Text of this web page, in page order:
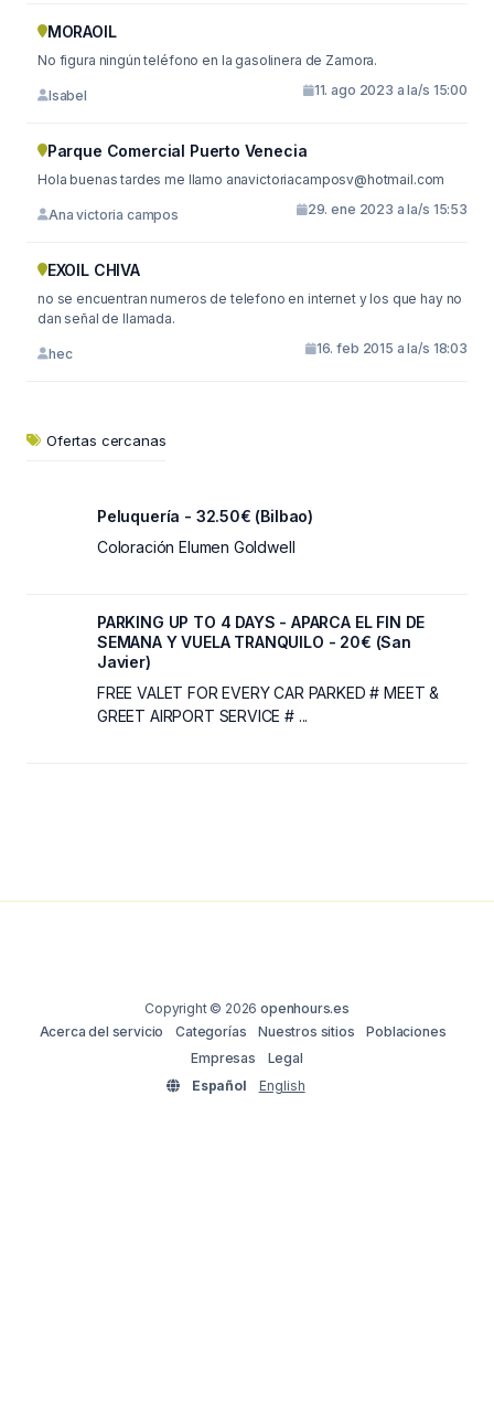
MORAOIL
No figura ningún teléfono en la gasolinera de Zamora.
Isabel 11. ago 2023 a la/s 15:00
Parque Comercial Puerto Venecia
Hola buenas tardes me llamo anavictoriacamposv@hotmail.com
Ana victoria campos 29. ene 2023 a la/s 15:53
EXOIL CHIVA
no se encuentran numeros de telefono en internet y los que hay no
dan señal de llamada.
hec 16. feb 2015 a la/s 18:03
Ofertas cercanas
Peluquería - 32.50€ (Bilbao)
Coloración Elumen Goldwell
PARKING UP TO 4 DAYS - APARCA EL FIN DE
SEMANA Y VUELA TRANQUILO - 20€ (San
Javier)
FREE VALET FOR EVERY CAR PARKED # MEET &
GREET AIRPORT SERVICE # ...
Copyright © 2026openhours.es
Acerca del servicio
Categorías Nuestros sitios
Poblaciones
Empresas
Legal
Español
English